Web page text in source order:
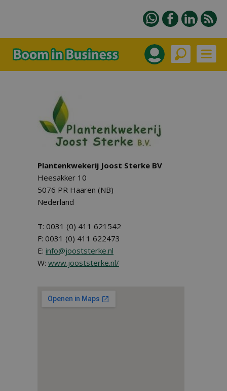
Plantenkwekerij Joost Sterke BV
Heesakker 10
5076 PR Haaren (NB)
Nederland
T: 0031 (0) 411 621542
F: 0031 (0) 411 622473
E: info@jooststerke.nl
W: www.jooststerke.nl/